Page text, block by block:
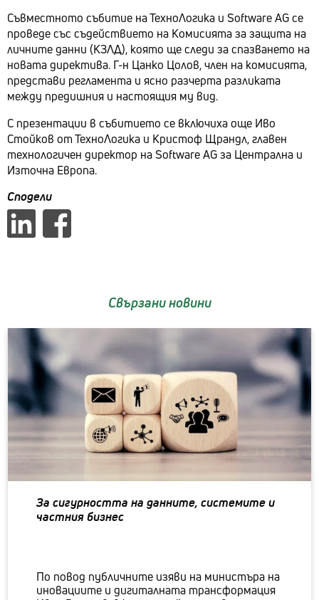
Съвместното събитие на ТехноЛогика и Software AG се
проведе със съдействието на Комисията за защита на
личните данни (КЗЛД), която ще следи за спазването на
новата директива. Г-н Цанко Цолов, член на комисията,
представи регламента и ясно разчерта разликата
между предишния и настоящия му вид.
С презентации в събитието се включиха още Иво
Стойков от ТехноЛогика и Кристоф Щрандл, главен
технологичен директор на Software AG за Централна и
Източна Европа.
Сподели
Свързани новини
За сигурността на данните, системите и
частния бизнес
По повод публичните изяви на министъра на
иновациите и дигиталната трансформация